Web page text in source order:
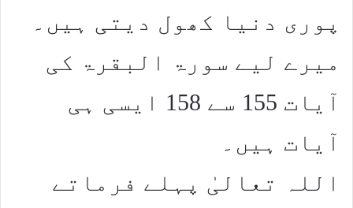
پوری دنیا کھول دیتی ہیں۔
میرے لیے سورۃ البقرۃ کی
آیات 155 سے 158 ایسی ہی
آیات ہیں۔
اللہ تعالیٰ پہلے فرماتے